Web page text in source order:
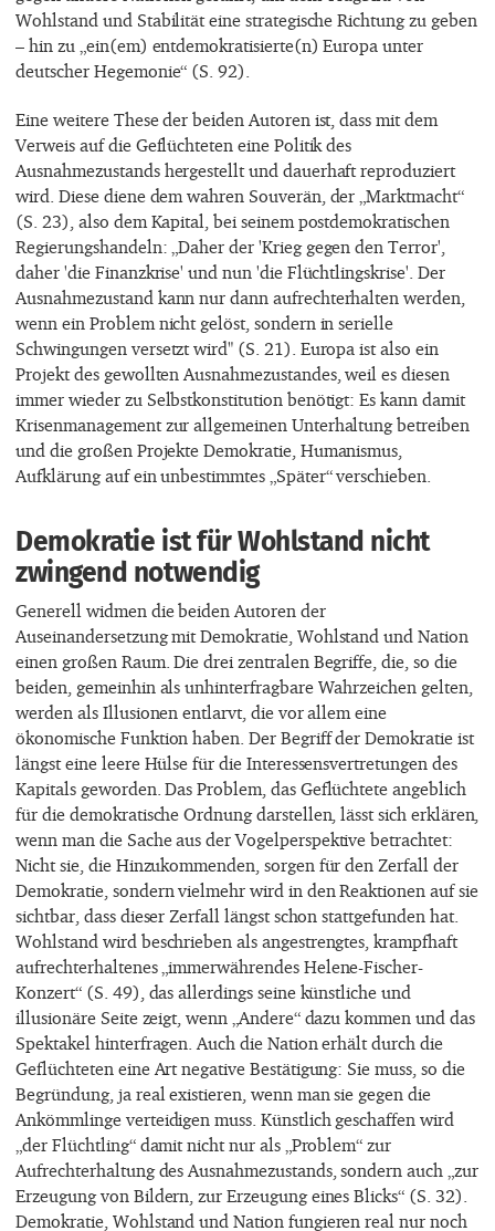
Wohlstand und Stabilität eine strategische Richtung zu geben
– hin zu „ein(em) entdemokratisierte(n) Europa unter
deutscher Hegemonie“ (S. 92).
Eine weitere These der beiden Autoren ist, dass mit dem
Verweis auf die Geflüchteten eine Politik des
Ausnahmezustands hergestellt und dauerhaft reproduziert
wird. Diese diene dem wahren Souverän, der „Marktmacht“
(S. 23), also dem Kapital, bei seinem postdemokratischen
Regierungshandeln: „Daher der 'Krieg gegen den Terror',
daher 'die Finanzkrise' und nun 'die Flüchtlingskrise'. Der
Ausnahmezustand kann nur dann aufrechterhalten werden,
wenn ein Problem nicht gelöst, sondern in serielle
Schwingungen versetzt wird" (S. 21). Europa ist also ein
Projekt des gewollten Ausnahmezustandes, weil es diesen
immer wieder zu Selbstkonstitution benötigt: Es kann damit
Krisenmanagement zur allgemeinen Unterhaltung betreiben
und die großen Projekte Demokratie, Humanismus,
Aufklärung auf ein unbestimmtes „Später“ verschieben.
Demokratie ist für Wohlstand nicht
zwingend notwendig
Generell widmen die beiden Autoren der
Auseinandersetzung mit Demokratie, Wohlstand und Nation
einen großen Raum. Die drei zentralen Begriffe, die, so die
beiden, gemeinhin als unhinterfragbare Wahrzeichen gelten,
werden als Illusionen entlarvt, die vor allem eine
ökonomische Funktion haben. Der Begriff der Demokratie ist
längst eine leere Hülse für die Interessensvertretungen des
Kapitals geworden. Das Problem, das Geflüchtete angeblich
für die demokratische Ordnung darstellen, lässt sich erklären,
wenn man die Sache aus der Vogelperspektive betrachtet:
Nicht sie, die Hinzukommenden, sorgen für den Zerfall der
Demokratie, sondern vielmehr wird in den Reaktionen auf sie
sichtbar, dass dieser Zerfall längst schon stattgefunden hat.
Wohlstand wird beschrieben als angestrengtes, krampfhaft
aufrechterhaltenes „immerwährendes Helene-Fischer-
Konzert“ (S. 49), das allerdings seine künstliche und
illusionäre Seite zeigt, wenn „Andere“ dazu kommen und das
Spektakel hinterfragen. Auch die Nation erhält durch die
Geflüchteten eine Art negative Bestätigung: Sie muss, so die
Begründung, ja real existieren, wenn man sie gegen die
Ankömmlinge verteidigen muss. Künstlich geschaffen wird
„der Flüchtling“ damit nicht nur als „Problem“ zur
Aufrechterhaltung des Ausnahmezustands, sondern auch „zur
Erzeugung von Bildern, zur Erzeugung eines Blicks“ (S. 32).
Demokratie, Wohlstand und Nation fungieren real nur noch